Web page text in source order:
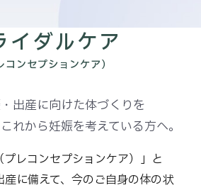
イダルケア
コンセプションケア）
出産に向けた体づくりを
れから妊娠を考えている方へ。
プレコンセプションケア）」と
に備えて、 今のご自身の体の状
産科診療
美容プラン